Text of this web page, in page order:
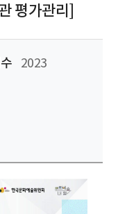
평가관리]
2023